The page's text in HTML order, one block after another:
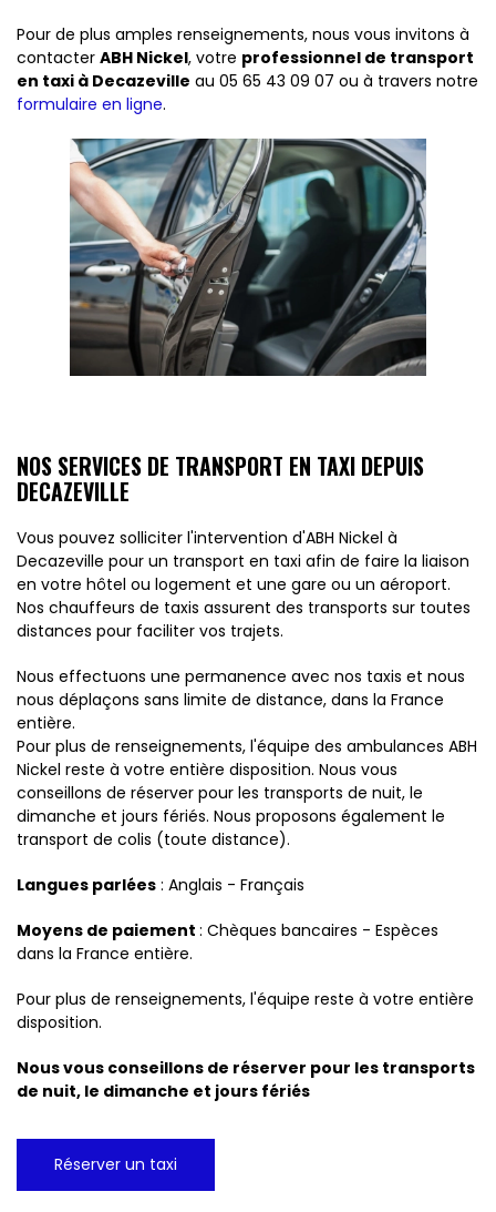
Pour de plus amples renseignements, nous vous invitons à
contacter ABH Nickel, votre professionnel de transport
en taxi à Decazeville au 05 65 43 09 07 ou à travers notre
formulaire en ligne.
NOS SERVICES DE TRANSPORT EN TAXI DEPUIS
DECAZEVILLE
Vous pouvez solliciter l'intervention d'ABH Nickel à
Decazeville pour un transport en taxi afin de faire la liaison
en votre hôtel ou logement et une gare ou un aéroport.
Nos chauffeurs de taxis assurent des transports sur toutes
distances pour faciliter vos trajets.
Nous effectuons une permanence avec nos taxis et nous
nous déplaçons sans limite de distance, dans la France
entière.
Pour plus de renseignements, l'équipe des ambulances ABH
Nickel reste à votre entière disposition. Nous vous
conseillons de réserver pour les transports de nuit, le
dimanche et jours fériés. Nous proposons également le
transport de colis (toute distance).
Langues parlées : Anglais - Français
Moyens de paiement : Chèques bancaires - Espèces
dans la France entière.
Pour plus de renseignements, l'équipe reste à votre entière
disposition.
Nous vous conseillons de réserver pour les transports
de nuit, le dimanche et jours fériés
Réserver un taxi